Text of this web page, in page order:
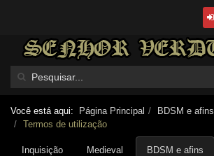
Você está aqui: Página Principal BDSM e afins
Termos de utilização
Inquisição Medieval BDSM e afins